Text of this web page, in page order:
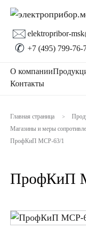
🖂 elektropribor-
✆ +7 (495) 799-76-
О компании
Контакты
Главная страница >
Магазины и меры
ПрофКиП МСР-63/1
ПрофКиП